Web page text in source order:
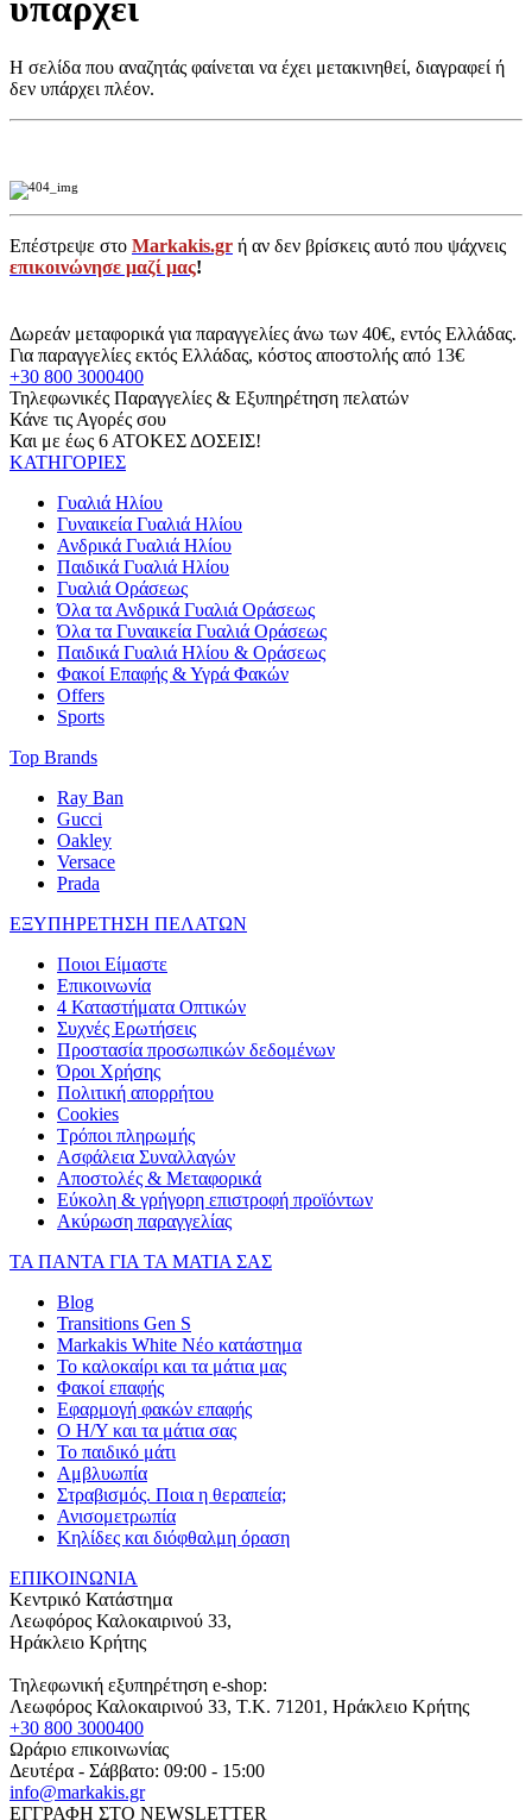
υπάρχει
Η σελίδα που αναζητάς φαίνεται να έχει μετακινηθεί, διαγραφεί ή
δεν υπάρχει πλέον.
Επέστρεψε στο Markakis.gr ή αν δεν βρίσκεις αυτό που ψάχνεις
επικοινώνησε μαζί μας!
Δωρεάν μεταφορικά για παραγγελίες άνω των 40€, εντός Ελλάδας.
Για παραγγελίες εκτός Ελλάδας, κόστος αποστολής από 13€
+30 800 3000400
Τηλεφωνικές Παραγγελίες & Εξυπηρέτηση πελατών
Κάνε τις Αγορές σου
Και με έως 6 ΑΤΟΚΕΣ ΔΟΣΕΙΣ!
ΚΑΤΗΓΟΡΙΕΣ
Γυαλιά Ηλίου
Γυναικεία Γυαλιά Ηλίου
Ανδρικά Γυαλιά Ηλίου
Παιδικά Γυαλιά Ηλίου
Γυαλιά Οράσεως
Όλα τα Ανδρικά Γυαλιά Οράσεως
Όλα τα Γυναικεία Γυαλιά Οράσεως
Παιδικά Γυαλιά Ηλίου & Οράσεως
Φακοί Επαφής & Υγρά Φακών
Offers
Sports
Top Brands
Ray Ban
Gucci
Oakley
Versace
Prada
ΕΞΥΠΗΡΕΤΗΣΗ ΠΕΛΑΤΩΝ
Ποιοι Είμαστε
Επικοινωνία
4 Καταστήματα Οπτικών
Συχνές Ερωτήσεις
Προστασία προσωπικών δεδομένων
Όροι Χρήσης
Πολιτική απορρήτου
Cookies
Τρόποι πληρωμής
Ασφάλεια Συναλλαγών
Αποστολές & Μεταφορικά
Εύκολη & γρήγορη επιστροφή προϊόντων
Ακύρωση παραγγελίας
ΤΑ ΠΑΝΤΑ ΓΙΑ ΤΑ ΜΑΤΙΑ ΣΑΣ
Blog
Transitions Gen S
Markakis White Νέο κατάστημα
Το καλοκαίρι και τα μάτια μας
Φακοί επαφής
Εφαρμογή φακών επαφής
Ο Η/Υ και τα μάτια σας
Το παιδικό μάτι
Αμβλυωπία
Στραβισμός. Ποια η θεραπεία;
Ανισομετρωπία
Κηλίδες και διόφθαλμη όραση
ΕΠΙΚΟΙΝΩΝΙΑ
Κεντρικό Κατάστημα
Λεωφόρος Καλοκαιρινού 33,
Ηράκλειο Κρήτης
Τηλεφωνική εξυπηρέτηση e-shop:
Λεωφόρος Καλοκαιρινού 33, T.K. 71201, Ηράκλειο Κρήτης
+30 800 3000400
Ωράριο επικοινωνίας
Δευτέρα - Σάββατο: 09:00 - 15:00
info@markakis.gr
ΕΓΓΡΑΦΗ ΣΤΟ NEWSLETTER